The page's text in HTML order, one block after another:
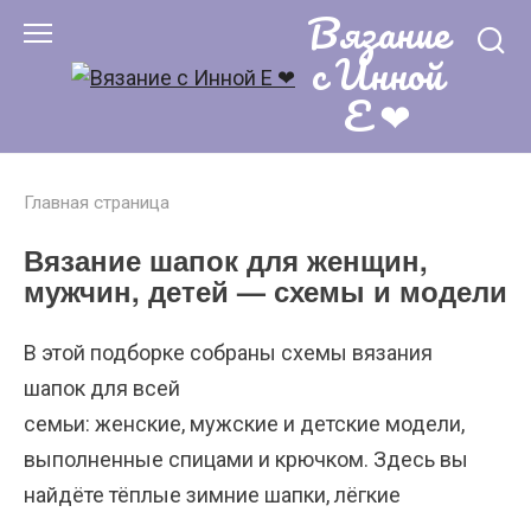
контенту
Вязание
с Инной
Е ❤
Главная страница
Вязание шапок для женщин,
мужчин, детей — схемы и модели
В этой подборке собраны схемы вязания
шапок для всей
семьи: женские, мужские и детские модели,
выполненные спицами и крючком. Здесь вы
найдётетёплые зимние шапки,лёгкие